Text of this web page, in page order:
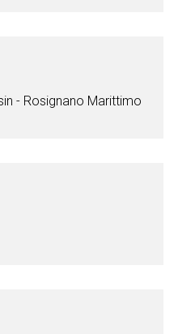
- Rosignano Marittimo